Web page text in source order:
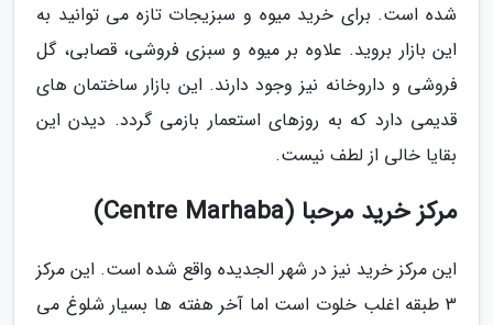
شده است. برای خرید میوه و سبزیجات تازه می توانید به
این بازار بروید. علاوه بر میوه و سبزی فروشی، قصابی، گل
فروشی و داروخانه نیز وجود دارند. این بازار ساختمان های
قدیمی دارد که به روزهای استعمار بازمی گردد. دیدن این
بقایا خالی از لطف نیست.
مرکز خرید مرحبا (Centre Marhaba)
این مرکز خرید نیز در شهر الجدیده واقع شده است. این مرکز
3 طبقه اغلب خلوت است اما آخر هفته ها بسیار شلوغ می